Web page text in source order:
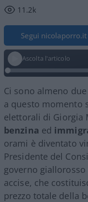
11.2k
Segui
Ascolta l'articolo
Ci sono almeno
a questo momento
elettorali di Giorgia
benzina ed
orami è diventato
Presidente del
governo
accise, che
prezzo totale della